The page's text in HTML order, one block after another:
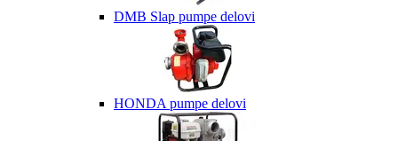
DMB Slap pumpe delovi
HONDA pumpe delovi